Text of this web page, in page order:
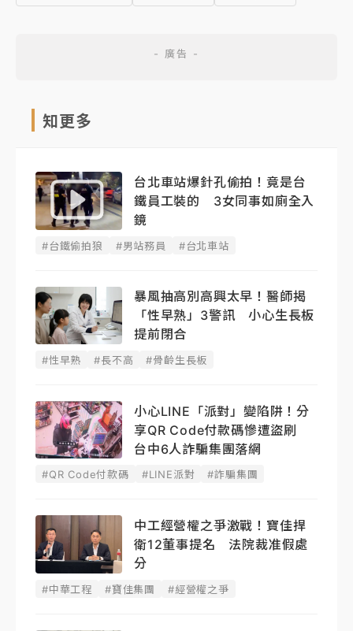
知更多
台北車站爆針孔偷拍！竟是台
鐵員工裝的 3女同事如廁全入
鏡
#台鐵偷拍狼 #男站務員 #台北車站
暴風抽高別高興太早！醫師揭
「性早熟」3警訊 小心生長板
提前閉合
#性早熟 #長不高 #骨齡生長板
小心LINE「派對」變陷阱！分
享QR Code付款碼慘遭盜刷
台中6人詐騙集團落網
#QR Code付款碼 #LINE派對 #詐騙集團
中工經營權之爭激戰！寶佳捍
衛12董事提名 法院裁准假處
分
#中華工程 #寶佳集團 #經營權之爭